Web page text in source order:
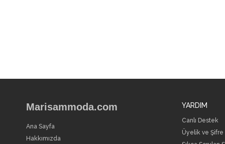
Marisammoda.com
Ana Sayfa
Hakkımızda
YARDIM
Canlı Destek
Üyelik ve